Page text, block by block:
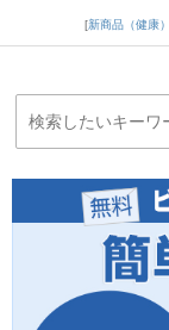
新商品（健康）